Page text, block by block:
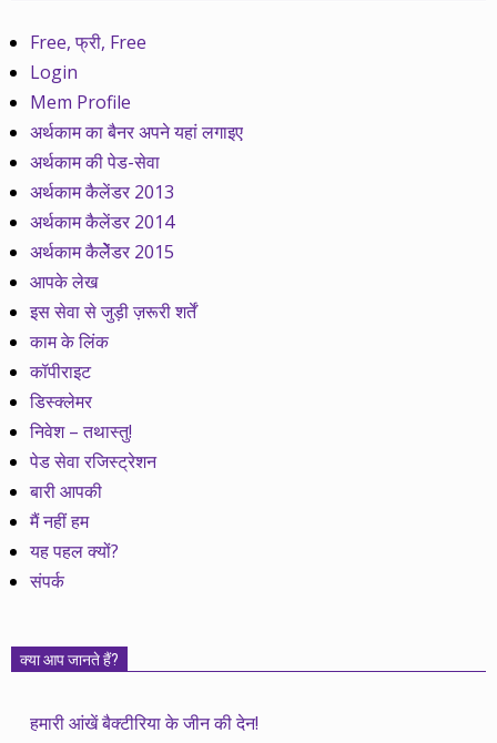
Free, फ्री, Free
Login
Mem Profile
अर्थकाम का बैनर अपने यहां लगाइए
अर्थकाम की पेड-सेवा
अर्थकाम कैलेंडर 2013
अर्थकाम कैलेंडर 2014
अर्थकाम कैलेेंडर 2015
आपके लेख
इस सेवा से जुड़ी ज़रूरी शर्तें
काम के लिंक
कॉपीराइट
डिस्क्लेमर
निवेश – तथास्तु!
पेड सेवा रजिस्ट्रेशन
बारी आपकी
मैं नहीं हम
यह पहल क्यों?
संपर्क
क्या आप जानते हैं?
हमारी आंखें बैक्टीरिया के जीन की देन!